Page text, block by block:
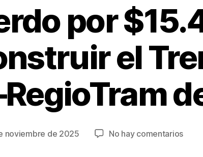
por
el
noviembre de 2025 No hay comentariosen